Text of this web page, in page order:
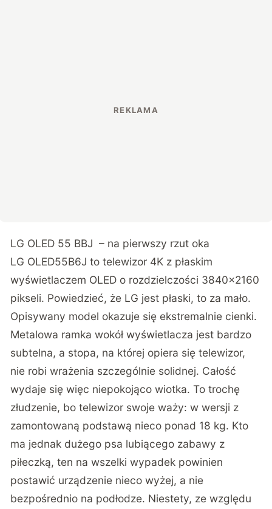
LG OLED 55 BBJ – na pierwszy rzut oka
LG OLED55B6J to telewizor 4K z płaskim
wyświetlaczem OLED o rozdzielczości 3840×2160
pikseli. Powiedzieć, że LG jest płaski, to za mało.
Opisywany model okazuje się ekstremalnie cienki.
Metalowa ramka wokół wyświetlacza jest bardzo
subtelna, a stopa, na której opiera się telewizor,
nie robi wrażenia szczególnie solidnej. Całość
wydaje się więc niepokojąco wiotka. To trochę
złudzenie, bo telewizor swoje waży: w wersji z
zamontowaną podstawą nieco ponad 18 kg. Kto
ma jednak dużego psa lubiącego zabawy z
piłeczką, ten na wszelki wypadek powinien
postawić urządzenie nieco wyżej, a nie
bezpośrednio na podłodze. Niestety, ze względu